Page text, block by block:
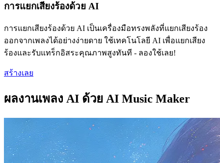
การแยกเสียงร้องด้วย AI
การแยกเสียงร้องด้วย AI เป็นเครื่องมือทรงพลังที่แยกเสียงร้อง
ออกจากเพลงได้อย่างง่ายดาย ใช้เทคโนโลยี AI เพื่อแยกเสียง
ร้องและรับแทร็กอิสระคุณภาพสูงทันที - ลองใช้เลย!
สร้างเลย
ผลงานเพลง AI ด้วย AI Music Maker